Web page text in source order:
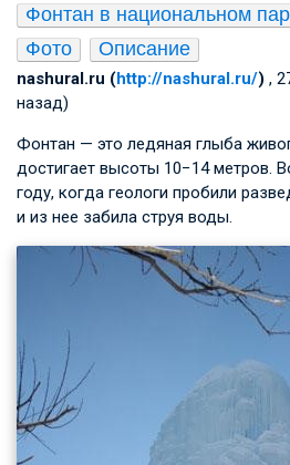
Фонтан в национальном
Фото
Описание
nashural.ru (http://nashural.ru/) ,
назад)
Фонтан — это ледяная глыба
достигает высоты 10−14 метров.
году, когда геологи пробили
и из нее забила струя воды.